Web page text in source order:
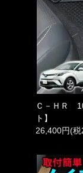
Ｃ－ＨＲ
ト】
26,400円(